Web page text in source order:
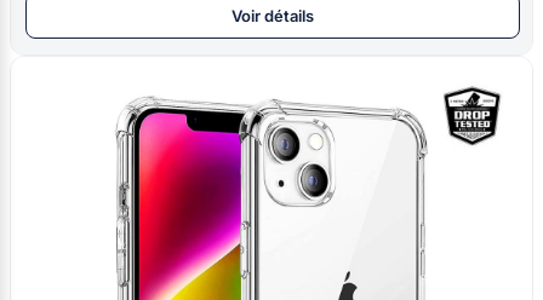
Voir détails